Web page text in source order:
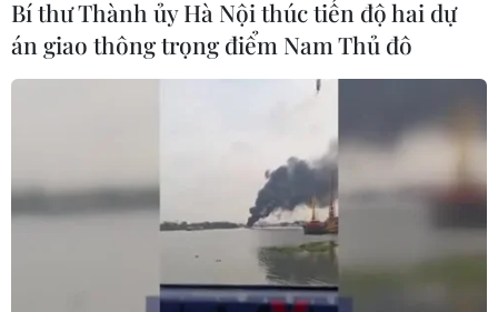
CƠ QUAN CHỦ QUẢN: THÔNG TẤN XÃ VIỆT NAM
Tổng Biên tập: TRẦN TIẾN DUẨN
Phó Tổng Biên tập: NGUYỄN THỊ TÁM, KHÚC THANH
Sở hữu trí tuệ
Quy định sử dụng
Hỗ trợ
TTXVN
Bí thư Thành ủy Hà Nội thúc tiến độ hai dự
án giao thông trọng điểm Nam Thủ đô